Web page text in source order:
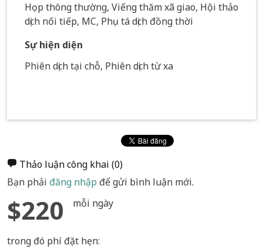
Họp thông thường, Viếng thăm xã giao, Hội thảo
dịch nối tiếp, MC, Phụ tá dịch đồng thời
Sự hiện diện
Phiên dịch tại chỗ, Phiên dịch từ xa
Thảo luận công khai (0)
Bạn phải đăng nhập để gửi bình luận mới.
$220 mỗi ngày
trong đó phí đặt hẹn: